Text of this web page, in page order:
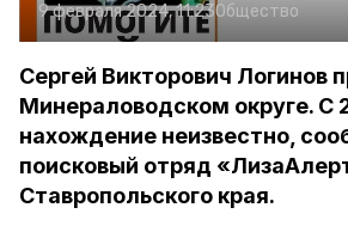
9 февраля 2024, 11:23Общество
Сергей Викторович Логинов
Минераловодском округе. С
нахождение неизвестно,
поисковый отряд
Ставропольского края.